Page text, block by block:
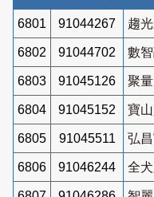
6801 91044267 趨
6802 91044702 數
6803 91045126 聚
6804 91045152 寶
6805 91045511 弘
6806 91046244 全